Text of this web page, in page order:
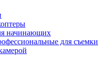
начинающих
для съемки